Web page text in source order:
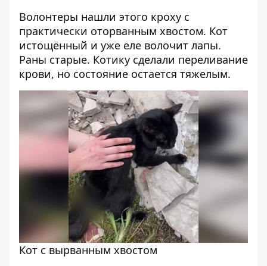
Волонтеры нашли этого кроху с
практически оторванным хвостом. Кот
истощённый и уже еле волочит лапы.
Раны старые. Котику сделали переливание
крови, но состояние остается тяжелым.
Кот с вырванным хвостом